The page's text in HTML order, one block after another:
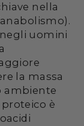
nella
uomini
la massa
ambiente
è